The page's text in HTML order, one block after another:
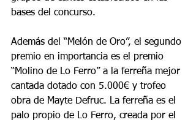
bases del concurso.
Además del “Melón de Oro”, el segundo
premio en importancia es el premio
“Molino de Lo Ferro” a la ferreña mejor
cantada dotado con 5.000€ y trofeo
obra de Mayte Defruc. La ferreña es el
palo propio de Lo Ferro, creada por el